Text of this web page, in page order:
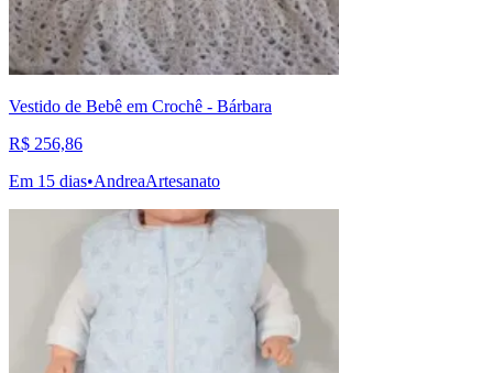
Vestido de Bebê em Crochê - Bárbara
R$ 256,86
Em 15 dias•AndreaArtesanato